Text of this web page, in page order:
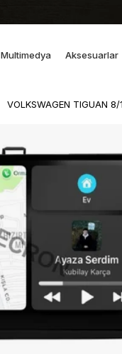
Multimedya Aksesuarlar
VOLKSWAGEN TIGUAN